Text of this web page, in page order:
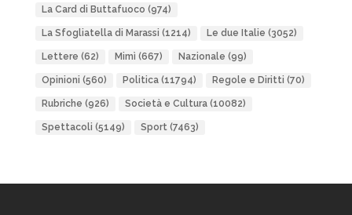
La Card di Buttafuoco (974)
La Sfogliatella di Marassi (1214) Le due Italie (3052)
Lettere (62) Mimì (667) Nazionale (99)
Opinioni (560) Politica(11794) Regole e Diritti (70)
Rubriche (926) Società e Cultura(10082)
Spettacoli (5149) Sport(7463)